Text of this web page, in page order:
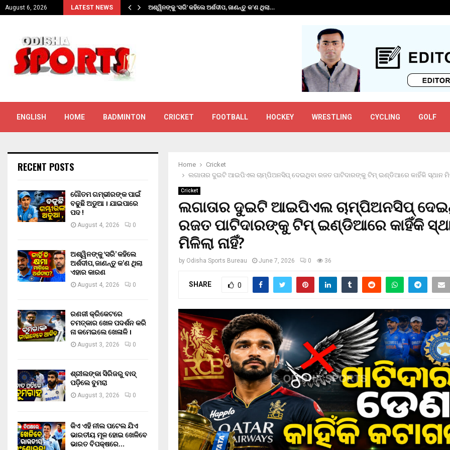
August 6, 2026 LATEST NEWS ଅଶ୍ୱିନଙ୍କୁ ‘ସରି’ କହିଲେ ଅର୍ଶଦୀପ, ଜାଣନ୍ତୁ କ’ଣ ଥିଲା…
ENGLISH HOME BADMINTON CRICKET FOOTBALL HOCKEY WRESTLING CYCLING GOLF
Home
Cricket
ଲଗାତାର ଦୁଇଟି ଆଇପିଏଲ ଚାମ୍ପିଅନସିପ୍ ଦେଇଥିବା ରଜତ ପାଟିଦାରଙ୍କୁ ଟିମ୍ ଇଣ୍ଡିଆରେ କାହିଁକି ସ୍ଥାନ
Cricket
ଲଗାତାର ଦୁଇଟି ଆଇପିଏଲ ଚାମ୍ପିଅନସିପ୍
ରଜତ ପାଟିଦାରଙ୍କୁ ଟିମ୍ ଇଣ୍ଡିଆରେ କାହିଁକି
ମିଳିଲା ନାହିଁ?
by Odisha Sports Bureau June 7, 2026 0 36
SHARE 0
RECENT POSTS
ଗୌତମ ଗମ୍ଭୀରଙ୍କ ପାଇଁ
ବଢୁଛି ଅଡୁଆ । ଯାଇପାରେ
ପଦ !
August 4, 2026 0
ଅଶ୍ୱିନଙ୍କୁ ‘ସରି’ କହିଲେ
ଅର୍ଶଦୀପ, ଜାଣନ୍ତୁ କ’ଣ ଥିଲା
ଏହାର କାରଣ
August 4, 2026 0
ରଣଜୀ କ୍ରିକେଟରେ
ଚମତ୍କାର ଖେଳ ପଦର୍ଶନ କରି
ନା କମେଇଲେ ଖେଳାଳି ।
August 3, 2026 0
ଶ୍ରୀଲଙ୍କା ସିରିଜରୁ ବାଦ୍
ପଡ଼ିଲେ ବୁମରା
August 3, 2026 0
କିଏ ଏହି ନୀଲ ପଟେଲ ଯିଏ
ଭାରତୀୟ ମୂଳ ହୋଇ ଖେଳିବେ
ଭାରତ ବିପକ୍ଷରେ…